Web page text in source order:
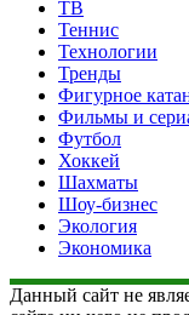
ТВ
Теннис
Технологии
Тренды
Фигурное
Фильмы и
Футбол
Хоккей
Шахматы
Шоу-бизнес
Экология
Экономика
Данный сайт не